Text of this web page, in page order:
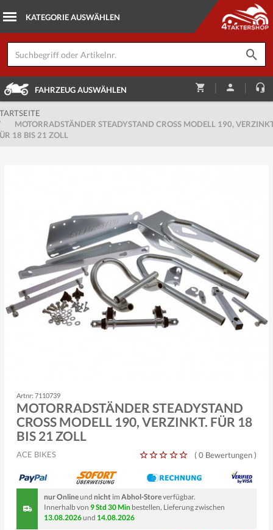
FAHRZEUG AUSWÄHLEN | |
MOTORRADSTÄNDER STEADYSTAND CROSS MODELL 190,
18 BIS 21 ZOLL
Artnr: 7110739
MOTORRADSTÄNDER STEADYSTAND
CROSS MODELL 190, VERZINKT. FÜR 18
BIS 21 ZOLL
ACE BIKES (0 Bewertungen)
nur Onlineund nichtim Abhol-Storeverfügbar.
Innerhalb von 9 Std 30 Minbestellen, Lieferung zwischen
13.08.2026und 14.08.2026